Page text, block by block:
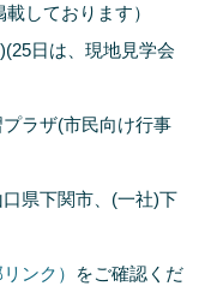
しております）
日は、現地見学会
ラザ(市民向け行事
県下関市、(一社)下
ンク）
をご確認くだ